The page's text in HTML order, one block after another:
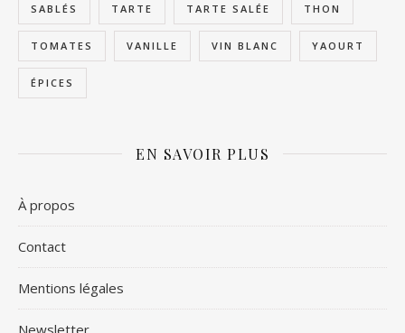
SABLÉS TARTE TARTE SALÉE THON
TOMATES VANILLE VIN BLANC YAOURT
ÉPICES
EN SAVOIR PLUS
À propos
Contact
Mentions légales
Newsletter